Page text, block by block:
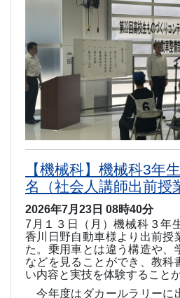
【機械科】機械科3年
名（社会人講師出前授
2026年7月23日 08時40分
7 月１３日（月）機械科３年
香川日野自動車様より出前授
た。乗用車とは違う構造や、
などを見ることができ、教科
い内容と実技を体験すること
今年度はダカールラリーに